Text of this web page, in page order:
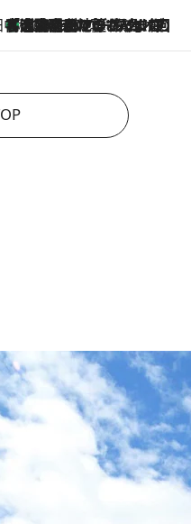
中稲の勝手に再ブーム
2026.8.7
「湘南乃風に憧れて」観客大盛上がりの“タオル回し”に、ラッパー顔負けの高速歌唱まで…さだまさし（74）のアグレッシブすぎる現在地